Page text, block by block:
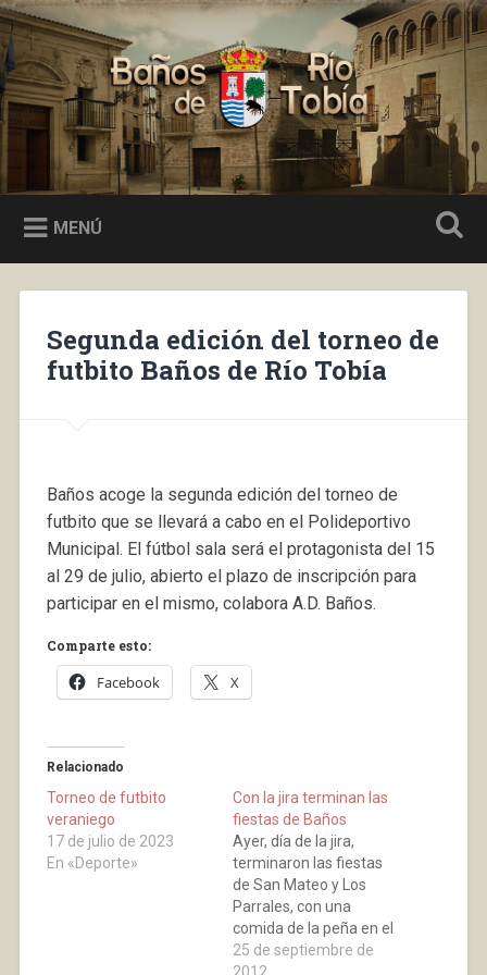
Saltar
al
contenido
Buscar
Baños de Río Tobía
MENÚ
Segunda edición del torneo de
futbito Baños de Río Tobía
Baños acoge la segunda edición del torneo de
futbito que se llevará a cabo en el Polideportivo
Municipal. El fútbol sala será el protagonista del 15
al 29 de julio, abierto el plazo de inscripción para
participar en el mismo, colabora A.D. Baños.
Comparte esto:
Facebook X
Relacionado
Torneo de futbito
veraniego
17 de julio de 2023
En «Deporte»
Con la jira terminan las
fiestas de Baños
Ayer, día de la jira,
terminaron las fiestas
de San Mateo y Los
Parrales, con una
comida de la peña en el
frontón San Isidro, una
25 de septiembre de